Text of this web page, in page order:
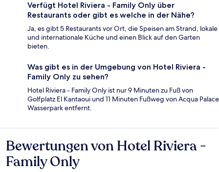
Verfügt Hotel Riviera - Family Only über
Restaurants oder gibt es welche in der Nähe?
Ja, es gibt 5 Restaurants vor Ort, die Speisen am Strand, lokale
und internationale Küche und einen Blick auf den Garten
bieten.
Was gibt es in der Umgebung von Hotel Riviera -
Family Only zu sehen?
Hotel Riviera - Family Only ist nur 9 Minuten zu Fuß von
Golfplatz El Kantaoui und 11 Minuten Fußweg von Acqua Palace
Wasserpark entfernt.
Bewertungen
Bewertungen von Hotel Riviera -
Family Only